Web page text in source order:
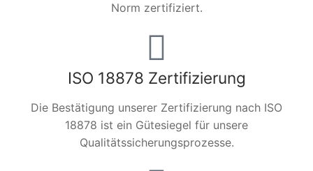
Norm zertifiziert.
ISO 18878 Zertifizierung
Die Bestätigung unserer Zertifizierung nach ISO
18878 ist ein Gütesiegel für unsere
Qualitätssicherungsprozesse.